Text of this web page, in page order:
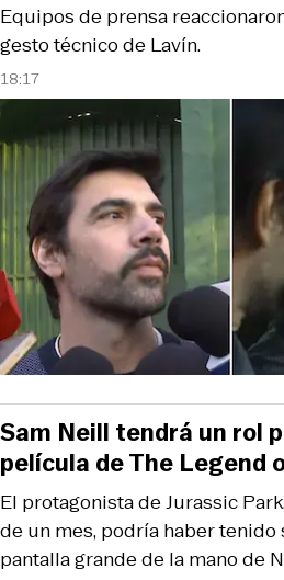
18:17
Equipos de prensa
gesto técnico de Lavín.
El protagonista de Jurassic
de un mes, podría haber
pantalla grande de la mano de
Sam Neill tendrá un rol
película de The Legend